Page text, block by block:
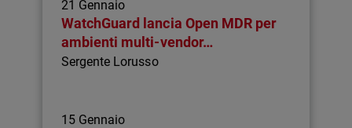
21 Gennaio
WatchGuard lancia Open MDR per
ambienti multi-vendor…
Sergente Lorusso
15 Gennaio